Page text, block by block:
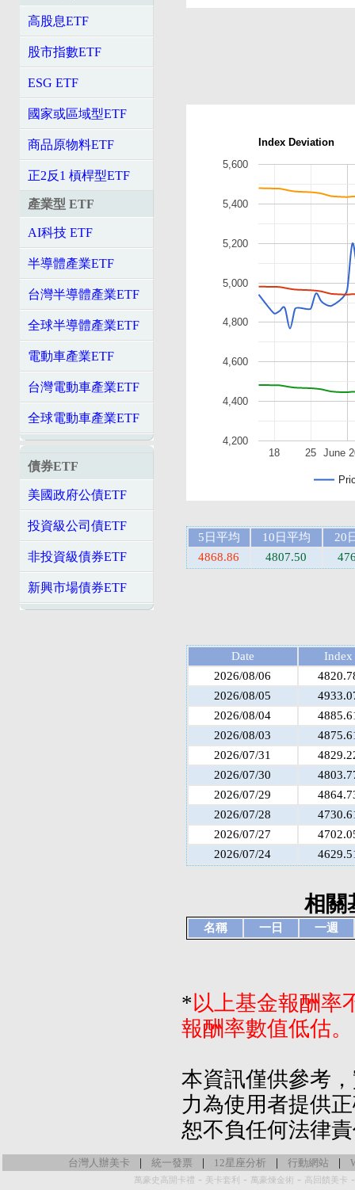
高股息ETF
股市指數ETF
ESG ETF
國家或區域型ETF
商品原物料ETF
正2反1 槓桿型ETF
產業型 ETF
AI科技 ETF
半導體產業ETF
台灣半導體產業ETF
全球半導體產業ETF
電動車產業ETF
台灣電動車產業ETF
全球電動車產業ETF
債券ETF
美國政府公債ETF
投資級公司債ETF
非投資級債券ETF
新興市場債券ETF
Index Deviation
June
18 25
4,200
4,400
4,600
4,800
5,000
5,200
5,400
5,600
5日平均 10日平均
20
4868.86
4807.50
Date
Index
2026/08/06
2026/08/05
2026/08/04
2026/08/03
2026/07/31
2026/07/30
2026/07/29
2026/07/28
2026/07/27
2026/07/24
相關
名稱 一日 一週
* 以上基金報酬率
報酬率數值低估。
本資訊僅供參考
力為使用者提供
恕不負任何法律
台灣人辦美卡 | 統一發票 | 12星座分析 | 行動網站 |
萬豪史高開卡禮 - 美卡套利 - 萬豪煉金術 - 高回饋美卡